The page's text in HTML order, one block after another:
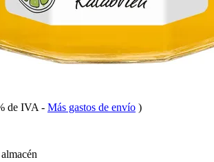
de IVA - Más gastos de envío )